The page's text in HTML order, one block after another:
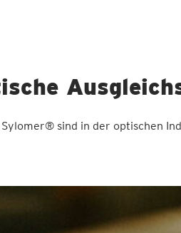
sind in der optischen